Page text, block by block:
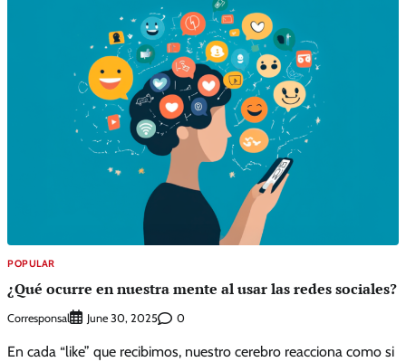
POPULAR
¿Qué ocurre en nuestra mente al usar las redes sociales?
Corresponsal June 30, 2025 0
En cada “like” que recibimos, nuestro cerebro reacciona como si